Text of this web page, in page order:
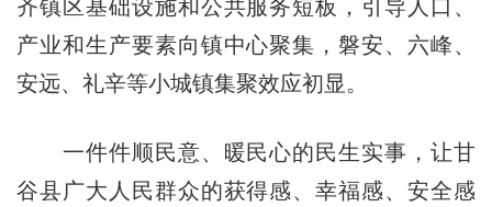
齐镇区基础设施和公共服务短板，引导人口、
产业和生产要素向镇中心聚集，磐安、六峰、
安远、礼辛等小城镇集聚效应初显。
一件件顺民意、暖民心的民生实事，让甘
谷县广大人民群众的获得感、幸福感、安全感